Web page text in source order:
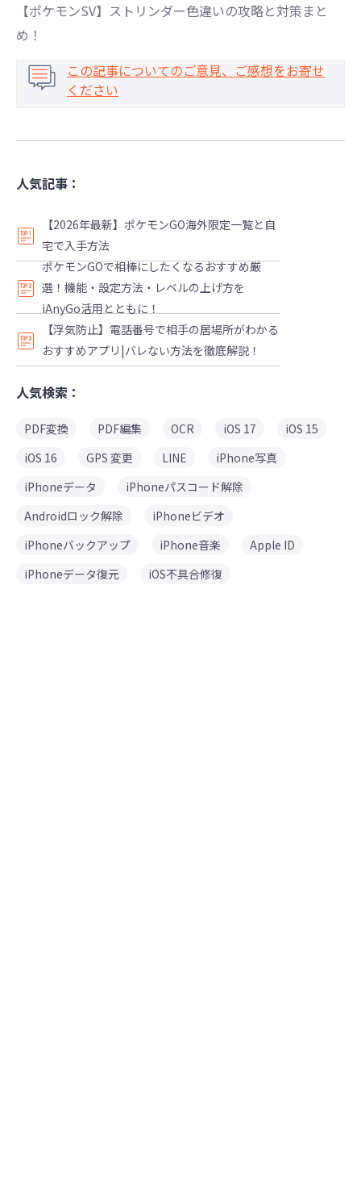
【ポケモンSV】ストリンダー色違いの攻略と対策まと
め！
この記事についてのご意見、ご感想をお寄せ
ください
人気記事：
【2026年最新】ポケモンGO海外限定一覧と自
宅で入手方法
ポケモンGOで相棒にしたくなるおすすめ厳
選！機能・設定方法・レベルの上げ方を
iAnyGo活用とともに！
【浮気防止】電話番号で相手の居場所がわかる
おすすめアプリ|バレない方法を徹底解説！
人気検索：
PDF変換 PDF編集 OCR iOS 17
iOS 15
iOS 16
GPS 変更 LINE
iPhone写真
iPhoneデータ
iPhoneパスコード解除
Androidロック解除
iPhoneビデオ
iPhoneバックアップ
iPhone音楽
Apple ID
iPhoneデータ復元
iOS不具合修復